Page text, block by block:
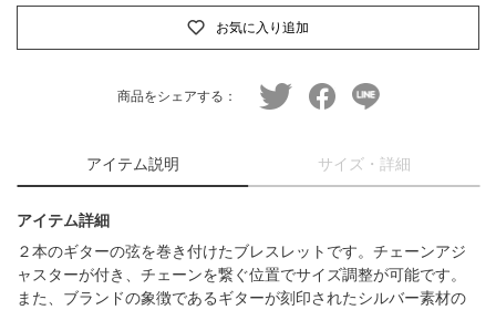
お気に入り追加
商品をシェアする： twitter facebookline
アイテム説明 サイズ・詳細
アイテム詳細
２本のギターの弦を巻き付けたブレスレットです。チェーンアジ
ャスターが付き、チェーンを繋ぐ位置でサイズ調整が可能です。
また、ブランドの象徴であるギターが刻印されたシルバー素材の